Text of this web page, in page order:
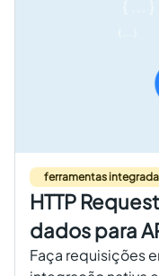
ferramentas
HTTP
dados para
Faça requisições